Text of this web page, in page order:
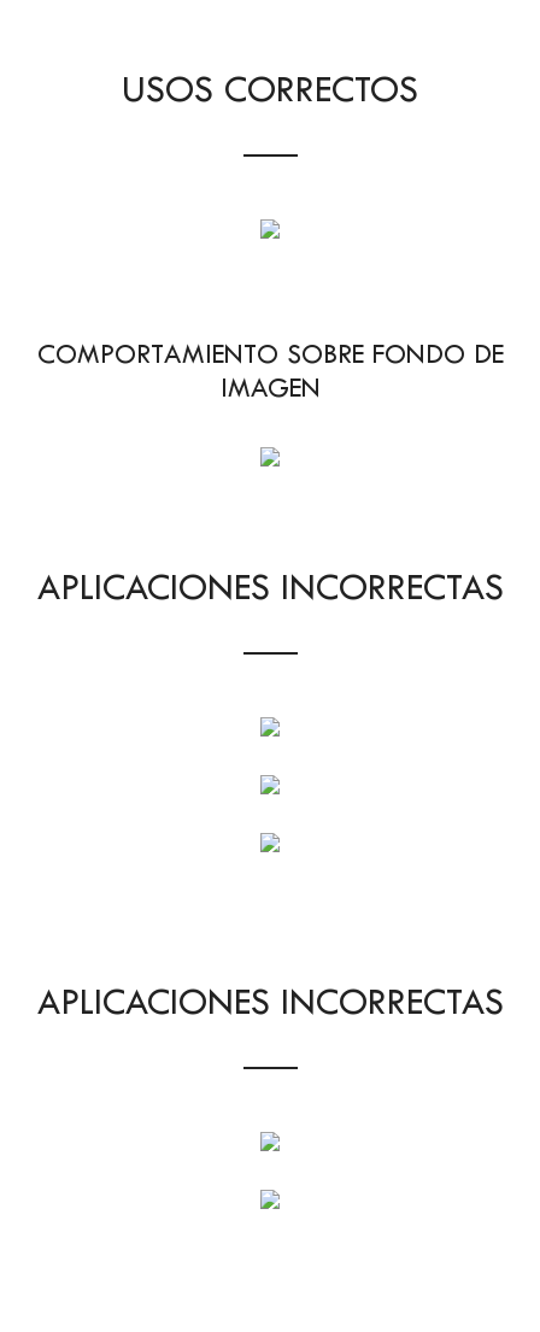
USOS CORRECTOS
COMPORTAMIENTO SOBRE FONDO DE
IMAGEN
APLICACIONES INCORRECTAS
APLICACIONES INCORRECTAS